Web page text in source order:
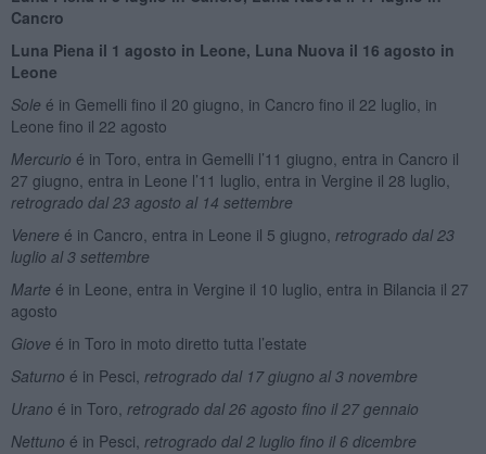
Cancro
Luna Piena il 1 agosto in Leone, Luna Nuova il 16 agosto in
Leone
Sole é in Gemelli fino il 20 giugno, in Cancro fino il 22 luglio, in
Leone fino il 22 agosto
Mercurio é in Toro, entra in Gemelli l’11 giugno, entra in Cancro il
27 giugno, entra in Leone l’11 luglio, entra in Vergine il 28 luglio,
retrogrado dal 23 agosto al 14 settembre
Venere é in Cancro, entra in Leone il 5 giugno, retrogrado dal 23
luglio al 3 settembre
Marte é in Leone, entra in Vergine il 10 luglio, entra in Bilancia il 27
agosto
Giove é in Toro in moto diretto tutta l’estate
Saturno é in Pesci, retrogrado dal 17 giugno al 3 novembre
Urano é in Toro, retrogrado dal 26 agosto fino il 27 gennaio
Nettuno é in Pesci, retrogrado dal 2 luglio fino il 6 dicembre